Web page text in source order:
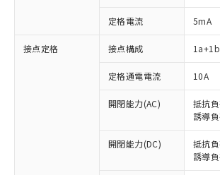
定格電流 5mA
接点定格 接点構成 1a+1b
定格通電電流 10A
開閉能力(AC)
抵抗
誘導
開閉能力(DC)
抵抗
誘導
ご利用条件
対応済み：EU RoHS指令（10
非含有に対応した製品が提供可能
対応予定：EU RoHS指令（10物
有に対応した製品に切り替える予